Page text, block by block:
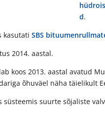
d.
kasutati SBS
2014. aastal.
koos 2013. aastal avatud
õhuväel näha täielikult
suurte sõjaliste